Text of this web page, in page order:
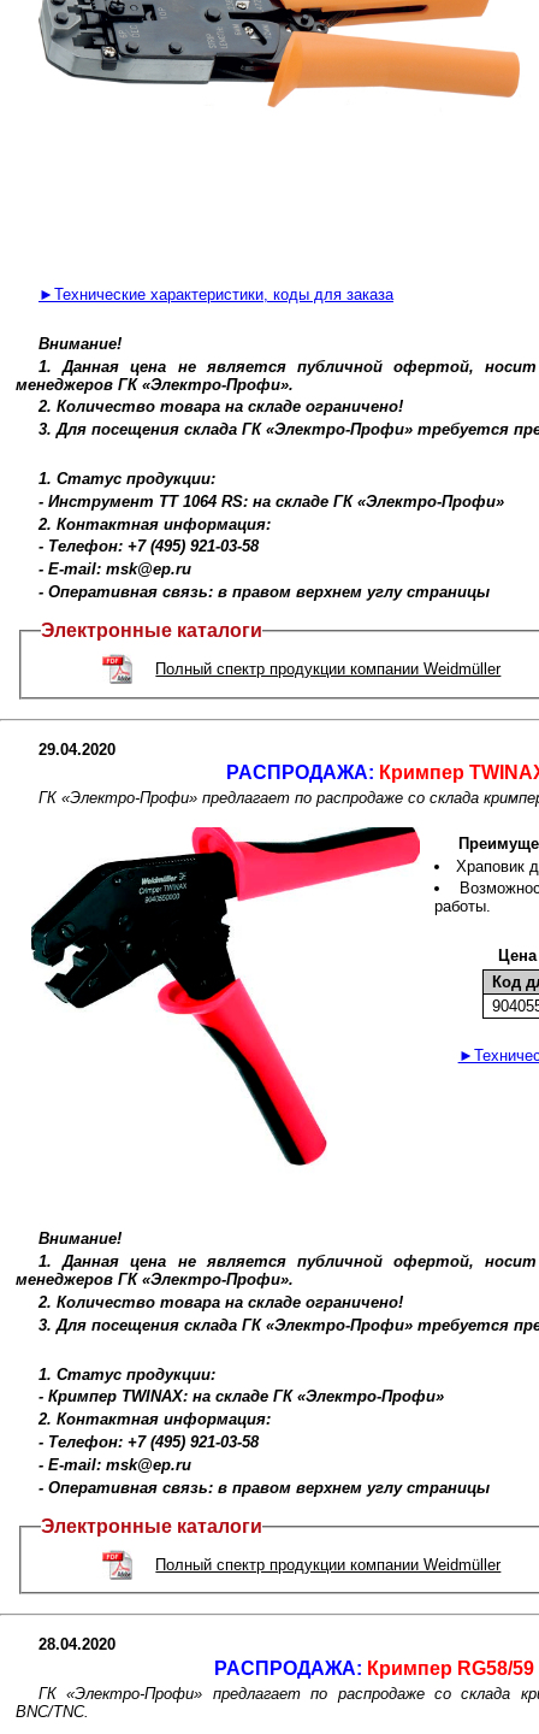
►Технические характеристики, коды для заказа
Внимание!
1. Данная цена не является публичной офертой,
менеджеров ГК «Электро-Профи».
2. Количество товара на складе ограничено!
3. Для посещения склада ГК «Электро-Профи» требуется
1. Статус продукции:
- Инструмент TT 1064 RS: на складе ГК «Электро-Профи»
2. Контактная информация:
- Телефон: +7 (495) 921-03-58
- E-mail: msk@ep.ru
- Оперативная связь: в правом верхнем углу страницы
Электронные каталоги
Полный спектр продукции компании Weidmüller
29.04.2020
РАСПРОДАЖА: Кримпер
ГК «Электро-Профи» предлагает по распродаже со склада
Храповик
работы.
Код
Внимание!
1. Данная цена не является публичной офертой,
менеджеров ГК «Электро-Профи».
2. Количество товара на складе ограничено!
3. Для посещения склада ГК «Электро-Профи» требуется
1. Статус продукции:
- Кримпер TWINAX: на складе ГК «Электро-Профи»
2. Контактная информация:
- Телефон: +7 (495) 921-03-58
- E-mail: msk@ep.ru
- Оперативная связь: в правом верхнем углу страницы
Электронные каталоги
Полный спектр продукции компании Weidmüller
28.04.2020
РАСПРОДАЖА: Кримпер RG58/
ГК «Электро-Профи» предлагает по распродаже со склада
BNC/TNC.